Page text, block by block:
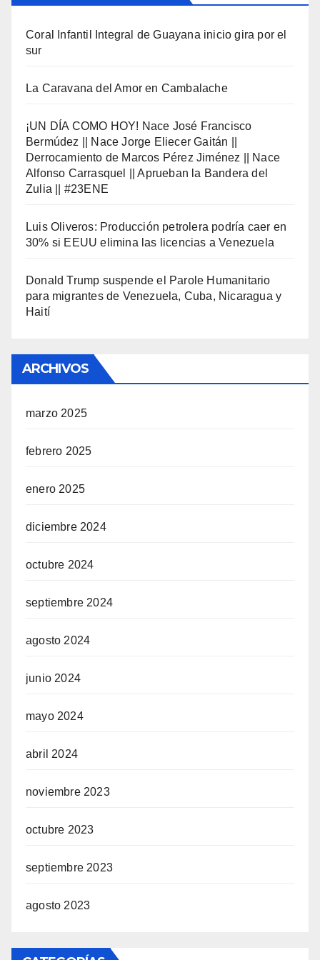
Coral Infantil Integral de Guayana inicio gira por el
sur
La Caravana del Amor en Cambalache
¡UN DÍA COMO HOY! Nace José Francisco
Bermúdez || Nace Jorge Eliecer Gaitán ||
Derrocamiento de Marcos Pérez Jiménez || Nace
Alfonso Carrasquel || Aprueban la Bandera del
Zulia || #23ENE
Luis Oliveros: Producción petrolera podría caer en
30% si EEUU elimina las licencias a Venezuela
Donald Trump suspende el Parole Humanitario
para migrantes de Venezuela, Cuba, Nicaragua y
Haití
ARCHIVOS
marzo 2025
febrero 2025
enero 2025
diciembre 2024
octubre 2024
septiembre 2024
agosto 2024
junio 2024
mayo 2024
abril 2024
noviembre 2023
octubre 2023
septiembre 2023
agosto 2023